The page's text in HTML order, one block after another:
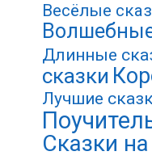
Весёлые
Длинные
сказки
Лучшие
Сказки